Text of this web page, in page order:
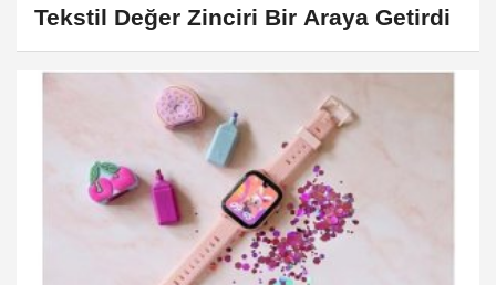
Tekstil Değer Zinciri Bir Araya Getirdi